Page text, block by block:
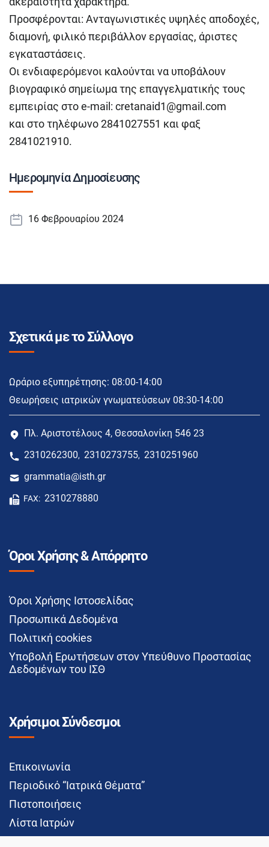
Προσφέρονται: Ανταγωνιστικές υψηλές αποδοχές,
διαμονή, φιλικό περιβάλλον εργασίας, άριστες
εγκαταστάσεις.
Οι ενδιαφερόμενοι καλούνται να υποβάλουν
βιογραφικό σημείωμα της επαγγελματικής τους
εμπειρίας στο e-mail: cretanaid1@gmail.com
και στο τηλέφωνο 2841027551 και φαξ
2841021910.
Ημερομηνία Δημοσίευσης
16 Φεβρουαρίου 2024
Σχετικά με το Σύλλογο
Ωράριο εξυπηρέτησης: 08:00-14:00
Θεωρήσεις ιατρικών γνωματεύσεων 08:30-14:00
Πλ. Αριστοτέλους 4, Θεσσαλονίκη 546 23
2310262300, 2310273755, 2310251960
grammatia@isth.gr
FAX: 2310278880
Όροι Χρήσης & Απόρρητο
Όροι Χρήσης Ιστοσελίδας
Προσωπικά Δεδομένα
Πολιτική cookies
Υποβολή Ερωτήσεων στον Υπεύθυνο Προστασίας
Δεδομένων του ΙΣΘ
Χρήσιμοι Σύνδεσμοι
Επικοινωνία
Περιοδικό “Ιατρικά Θέματα”
Πιστοποιήσεις
Λίστα Ιατρών